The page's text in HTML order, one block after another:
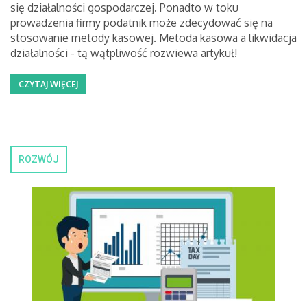
się działalności gospodarczej. Ponadto w toku
prowadzenia firmy podatnik może zdecydować się na
stosowanie metody kasowej. Metoda kasowa a likwidacja
działalności - tą wątpliwość rozwiewa artykuł!
CZYTAJ WIĘCEJ
ROZWÓJ